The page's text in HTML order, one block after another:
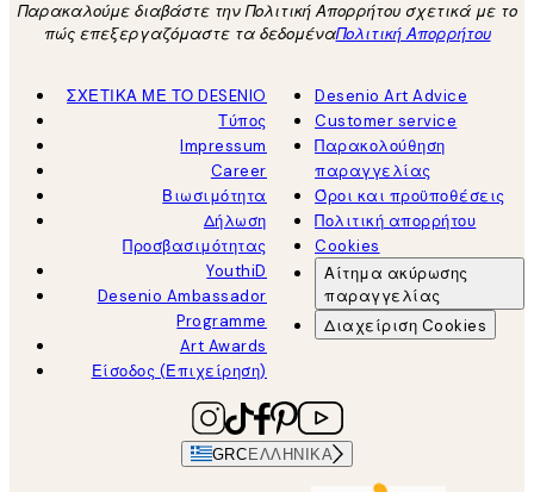
Παρακαλούμε διαβάστε την Πολιτική Απορρήτου σχετικά με το
πώς επεξεργαζόμαστε τα δεδομέναΠολιτική Απορρήτου
ΣΧΕΤΙΚΑ ΜΕ ΤΟ DESENIO
Τύπος
Impressum
Career
Βιωσιμότητα
Δήλωση
Προσβασιμότητας
YouthiD
Desenio Ambassador
Programme
Art Awards
Είσοδος (Επιχείρηση)
Desenio Art Advice
Customer service
Παρακολούθηση
παραγγελίας
Όροι και προϋποθέσεις
Πολιτική απορρήτου
Cookies
Αίτημα ακύρωσης
παραγγελίας
Διαχείριση Cookies
GRCΕΛΛΗΝΙΚΆ